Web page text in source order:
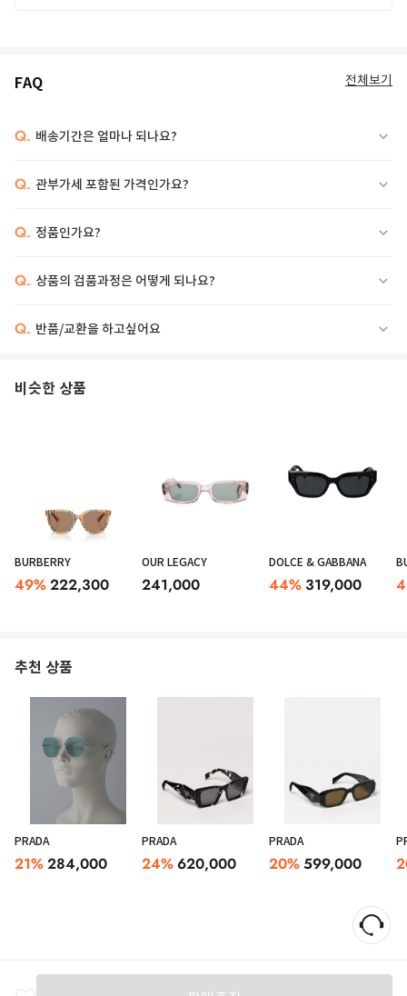
FAQ 전체보기
Q. 배송기간은 얼마나 되나요?
Q. 관부가세 포함된 가격인가요?
Q. 정품인가요?
Q. 상품의 검품과정은 어떻게 되나요?
Q. 반품/교환을 하고싶어요
비슷한 상품
BURBERRY
49%222,300
OUR LEGACY
241,000
DOLCE & GABBANA
44% 319,000
추천 상품
PRADA
21%284,000
PRADA
24%620,000
PRADA
20%599,000